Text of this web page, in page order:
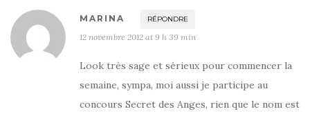
MARINA RÉPONDRE
12 novembre 2012 at 9 h 39 min
Look très sage et sérieux pour commencer la
semaine, sympa, moi aussi je participe au
concours Secret des Anges, rien que le nom est